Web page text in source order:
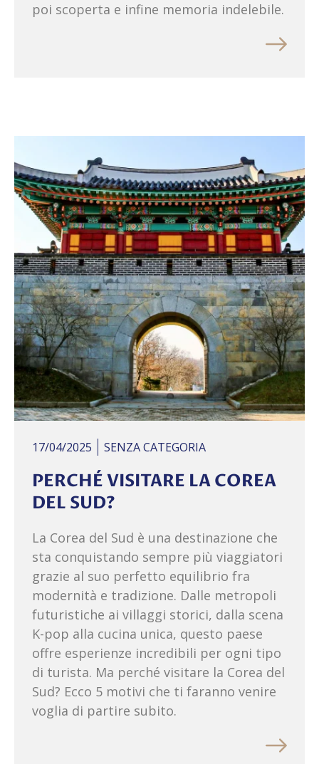
poi scoperta e infine memoria indelebile.
17/04/2025 SENZA CATEGORIA
PERCHÉ VISITARE LA COREA
DEL SUD?
La Corea del Sud è una destinazione che
sta conquistando sempre più viaggiatori
grazie al suo perfetto equilibrio fra
modernità e tradizione. Dalle metropoli
futuristiche ai villaggi storici, dalla scena
K-pop alla cucina unica, questo paese
offre esperienze incredibili per ogni tipo
di turista. Ma perché visitare la Corea del
Sud? Ecco 5 motivi che ti faranno venire
voglia di partire subito.